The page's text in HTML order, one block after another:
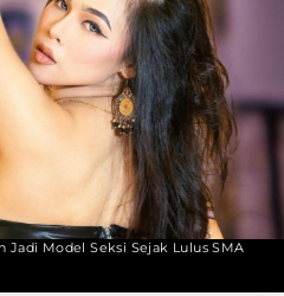
Jadi Model Seksi Sejak Lulus SMA